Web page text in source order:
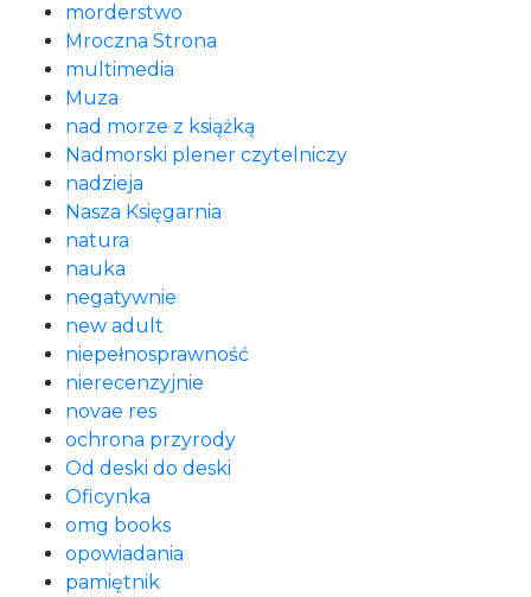
morderstwo
Mroczna Strona
multimedia
Muza
nad morze z książką
Nadmorski plener czytelniczy
nadzieja
Nasza Księgarnia
natura
nauka
negatywnie
new adult
niepełnosprawność
nierecenzyjnie
novae res
ochrona przyrody
Od deski do deski
Oficynka
omg books
opowiadania
pamiętnik